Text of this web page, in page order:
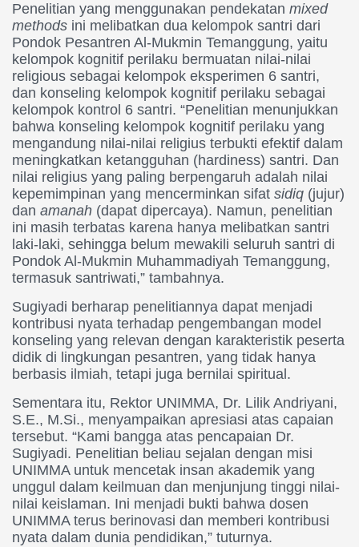
Penelitian yang menggunakan pendekatan mixed
methods ini melibatkan dua kelompok santri dari
Pondok Pesantren Al-Mukmin Temanggung, yaitu
kelompok kognitif perilaku bermuatan nilai-nilai
religious sebagai kelompok eksperimen 6 santri,
dan konseling kelompok kognitif perilaku sebagai
kelompok kontrol 6 santri. “Penelitian menunjukkan
bahwa konseling kelompok kognitif perilaku yang
mengandung nilai-nilai religius terbukti efektif dalam
meningkatkan ketangguhan (hardiness) santri. Dan
nilai religius yang paling berpengaruh adalah nilai
kepemimpinan yang mencerminkan sifat sidiq (jujur)
dan amanah (dapat dipercaya). Namun, penelitian
ini masih terbatas karena hanya melibatkan santri
laki-laki, sehingga belum mewakili seluruh santri di
Pondok Al-Mukmin Muhammadiyah Temanggung,
termasuk santriwati,” tambahnya.
Sugiyadi berharap penelitiannya dapat menjadi
kontribusi nyata terhadap pengembangan model
konseling yang relevan dengan karakteristik peserta
didik di lingkungan pesantren, yang tidak hanya
berbasis ilmiah, tetapi juga bernilai spiritual.
Sementara itu, Rektor UNIMMA, Dr. Lilik Andriyani,
S.E., M.Si., menyampaikan apresiasi atas capaian
tersebut. “Kami bangga atas pencapaian Dr.
Sugiyadi. Penelitian beliau sejalan dengan misi
UNIMMA untuk mencetak insan akademik yang
unggul dalam keilmuan dan menjunjung tinggi nilai-
nilai keislaman. Ini menjadi bukti bahwa dosen
UNIMMA terus berinovasi dan memberi kontribusi
nyata dalam dunia pendidikan,” tuturnya.